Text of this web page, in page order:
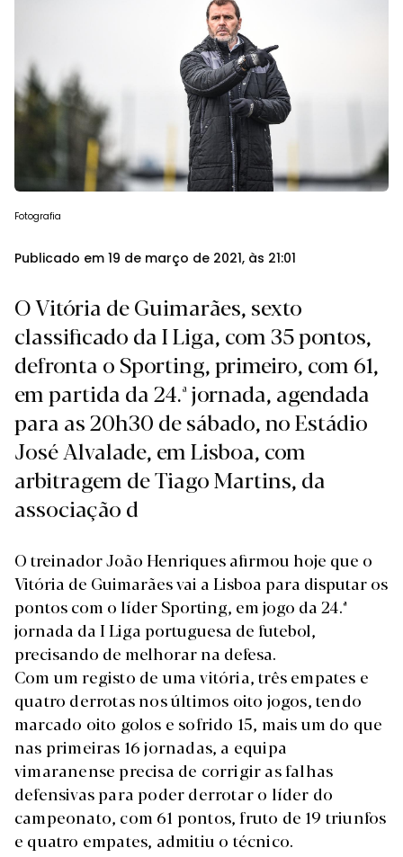
Fotografia
Publicado em 19 de março de 2021, às 21:01
O Vitória de Guimarães, sexto
classificado da I Liga, com 35 pontos,
defronta o Sporting, primeiro, com 61,
em partida da 24.ª jornada, agendada
para as 20h30 de sábado, no Estádio
José Alvalade, em Lisboa, com
arbitragem de Tiago Martins, da
associação d
O treinador João Henriques afirmou hoje que o
Vitória de Guimarães vai a Lisboa para disputar os
pontos com o líder Sporting, em jogo da 24.ª
jornada da I Liga portuguesa de futebol,
precisando de melhorar na defesa.
Com um registo de uma vitória, três empates e
quatro derrotas nos últimos oito jogos, tendo
marcado oito golos e sofrido 15, mais um do que
nas primeiras 16 jornadas, a equipa
vimaranense precisa de corrigir as falhas
defensivas para poder derrotar o líder do
campeonato, com 61 pontos, fruto de 19 triunfos
e quatro empates, admitiu o técnico.